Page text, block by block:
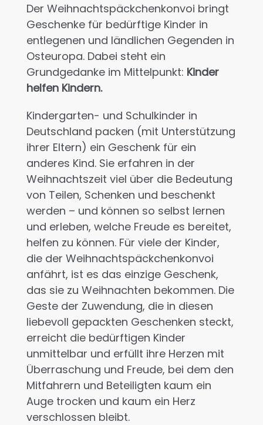
Der Weihnachtspäckchenkonvoi bringt
Geschenke für bedürftige Kinder in
entlegenen und ländlichen Gegenden in
Osteuropa. Dabei steht ein
Grundgedanke im Mittelpunkt: Kinder
helfen Kindern.
Kindergarten- und Schulkinder in
Deutschland packen (mit Unterstützung
ihrer Eltern) ein Geschenk für ein
anderes Kind. Sie erfahren in der
Weihnachtszeit viel über die Bedeutung
von Teilen, Schenken und beschenkt
werden – und können so selbst lernen
und erleben, welche Freude es bereitet,
helfen zu können. Für viele der Kinder,
die der Weihnachtspäckchenkonvoi
anfährt, ist es das einzige Geschenk,
das sie zu Weihnachten bekommen. Die
Geste der Zuwendung, die in diesen
liebevoll gepackten Geschenken steckt,
erreicht die bedürftigen Kinder
unmittelbar und erfüllt ihre Herzen mit
Überraschung und Freude, bei dem den
Mitfahrern und Beteiligten kaum ein
Auge trocken und kaum ein Herz
verschlossen bleibt.